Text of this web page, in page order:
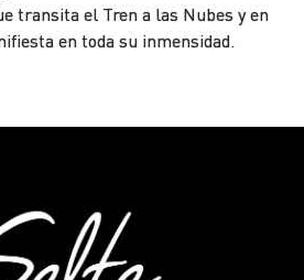
transita el Tren a las Nubes y en
en toda su inmensidad.